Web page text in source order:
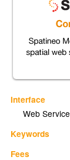
Interface
Web Service
Keywords
Fees